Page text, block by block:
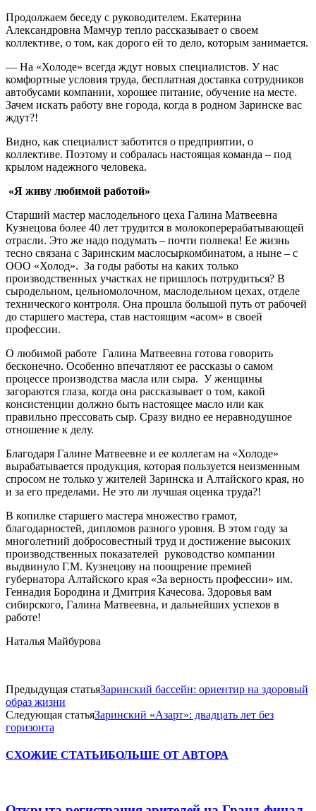
Продолжаем беседу с руководителем. Екатерина
Александровна Мамчур тепло рассказывает о своем
коллективе, о том, как дорого ей то дело, которым занимается.
— На «Холоде» всегда ждут новых специалистов. У нас
комфортные условия труда, бесплатная доставка сотрудников
автобусами компании, хорошее питание, обучение на месте.
Зачем искать работу вне города, когда в родном Заринске вас
ждут?!
Видно, как специалист заботится о предприятии, о
коллективе. Поэтому и собралась настоящая команда – под
крылом надежного человека.
«Я живу любимой работой»
Старший мастер маслодельного цеха Галина Матвеевна
Кузнецова более 40 лет трудится в молокоперерабатывающей
отрасли. Это же надо подумать – почти полвека! Ее жизнь
тесно связана с Заринским маслосыркомбинатом, а ныне – с
ООО «Холод». За годы работы на каких только
производственных участках не пришлось потрудиться? В
сыродельном, цельномолочном, маслодельном цехах, отделе
технического контроля. Она прошла большой путь от рабочей
до старшего мастера, став настоящим «асом» в своей
профессии.
О любимой работе Галина Матвеевна готова говорить
бесконечно. Особенно впечатляют ее рассказы о самом
процессе производства масла или сыра. У женщины
загораются глаза, когда она рассказывает о том, какой
консистенции должно быть настоящее масло или как
правильно прессовать сыр. Сразу видно ее неравнодушное
отношение к делу.
Благодаря Галине Матвеевне и ее коллегам на «Холоде»
вырабатывается продукция, которая пользуется неизменным
спросом не только у жителей Заринска и Алтайского края, но
и за его пределами. Не это ли лучшая оценка труда?!
В копилке старшего мастера множество грамот,
благодарностей, дипломов разного уровня. В этом году за
многолетний добросовестный труд и достижение высоких
производственных показателей руководство компании
выдвинуло Г.М. Кузнецову на поощрение премией
губернатора Алтайского края «За верность профессии» им.
Геннадия Бородина и Дмитрия Качесова. Здоровья вам
сибирского, Галина Матвеевна, и дальнейших успехов в
работе!
Наталья Майбурова
Предыдущая статьяЗаринский бассейн: ориентир на здоровый
образ жизни
Следующая статьяЗаринский «Азарт»: двадцать лет без
горизонта
СХОЖИЕ СТАТЬИБОЛЬШЕ ОТ АВТОРА